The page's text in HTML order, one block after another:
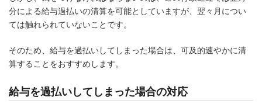
分による給与過払いの清算を可能としていますが、翌々月につい
ては触れられていないことです。
そのため、給与を過払いしてしまった場合は、可及的速やかに清
算することをおすすめします。
給与を過払いしてしまった場合の対応